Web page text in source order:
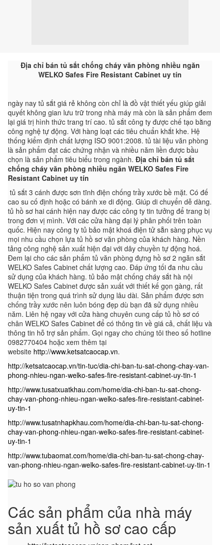
Địa chỉ bán tủ sắt chống cháy văn phòng nhiều ngăn
WELKO Safes Fire Resistant Cabinet uy tín
ngày nay tủ sắt giá rẻ không còn chỉ là đồ vật thiết yếu giúp giải
quyết không gian lưu trữ trong nhà máy mà còn là sản phẩm đem
lại giá trị hình thức trang trí cao. tủ sắt công ty được chế tạo bằng
công nghệ tự động. Với hàng loạt các tiêu chuẩn khắt khe. Hệ
thống kiểm định chất lượng ISO 9001:2008. tủ tài liệu văn phòng
là sản phẩm đạt các chứng nhận và nhiều năm liền được bầu
chọn là sản phẩm tiêu biểu trong ngành. Địa chỉ bán tủ sắt
chống cháy văn phòng nhiều ngăn WELKO Safes Fire
Resistant Cabinet uy tín
tủ sắt 3 cánh được sơn tĩnh điện chống trầy xước bề mặt. Có đế
cao su cố định hoặc có bánh xe di động. Giúp di chuyển dễ dàng.
tủ hồ sơ hai cánh hiện nay được các công ty tin tưởng để trang bị
trong đơn vị mình. Với các cửa hàng đại lý phân phối trên toàn
quốc. Hiện nay công ty tủ bảo mật khoá điện tử sẵn sàng phục vụ
mọi nhu cầu chọn lựa tủ hồ sơ văn phòng của khách hàng. Nền
tảng công nghệ sản xuất hiện đại với dây chuyền tự động hoá.
Đem lại cho các sản phẩm tủ văn phòng đựng hồ sơ 2 ngăn sắt
WELKO Safes Cabinet chất lượng cao. Đáp ứng tối đa nhu cầu
sử dụng của khách hàng. tủ bảo mật chống cháy sắt hà nội
WELKO Safes Cabinet được sản xuất với thiết kế gọn gàng, rất
thuận tiện trong quá trình sử dụng lâu dài. Sản phẩm được sơn
chống trầy xước nên luôn bóng đẹp dù bạn đã sử dụng nhiều
năm. Liên hệ ngay với cửa hàng chuyên cung cấp tủ hồ sơ có
chân WELKO Safes Cabinet để có thông tin về giá cả, chất liệu và
thông tin hỗ trợ sản phẩm. Gọi ngay cho chúng tôi theo số hotline
0982770404 hoặc xem thêm tại
website http://www.ketsatcaocap.vn.
http://ketsatcaocap.vn/tin-tuc/dia-chi-ban-tu-sat-chong-chay-van-
phong-nhieu-ngan-welko-safes-fire-resistant-cabinet-uy-tin-1
http://www.tusatxuatkhau.com/home/dia-chi-ban-tu-sat-chong-
chay-van-phong-nhieu-ngan-welko-safes-fire-resistant-cabinet-
uy-tin-1
http://www.tusatnhapkhau.com/home/dia-chi-ban-tu-sat-chong-
chay-van-phong-nhieu-ngan-welko-safes-fire-resistant-cabinet-
uy-tin-1
http://www.tubaomat.com/home/dia-chi-ban-tu-sat-chong-chay-
van-phong-nhieu-ngan-welko-safes-fire-resistant-cabinet-uy-tin-1
Các sản phẩm của nhà máy
sản xuất tủ hồ sơ cao cấp